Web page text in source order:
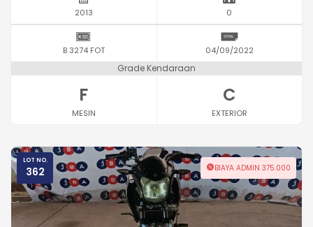
2013 0
B 3274 FOT 04/09/2022
Grade Kendaraan
F
MESIN
C
EXTERIOR
LOT NO.
362 BIAYA ADMIN 375.000